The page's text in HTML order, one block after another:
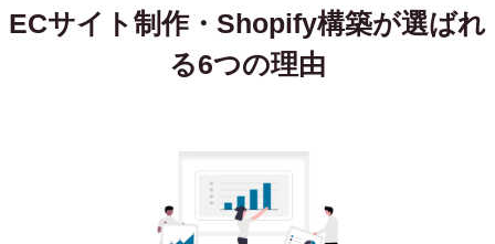
ECサイト制作・Shopify構築が選ばれ
る6つの理由